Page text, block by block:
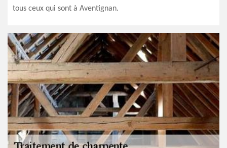
tous ceux qui sont à Aventignan.